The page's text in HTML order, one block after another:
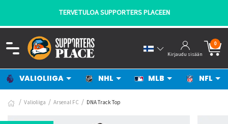
TERVETULOA SUPPORTERS PLACEEN
Kirjaudu sisään
0
VALIOLIIGA NHL MLB NFL
Valioliiga Arsenal FC DNA Track Top